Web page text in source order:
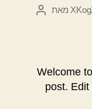
המחבר
Welcome
post.